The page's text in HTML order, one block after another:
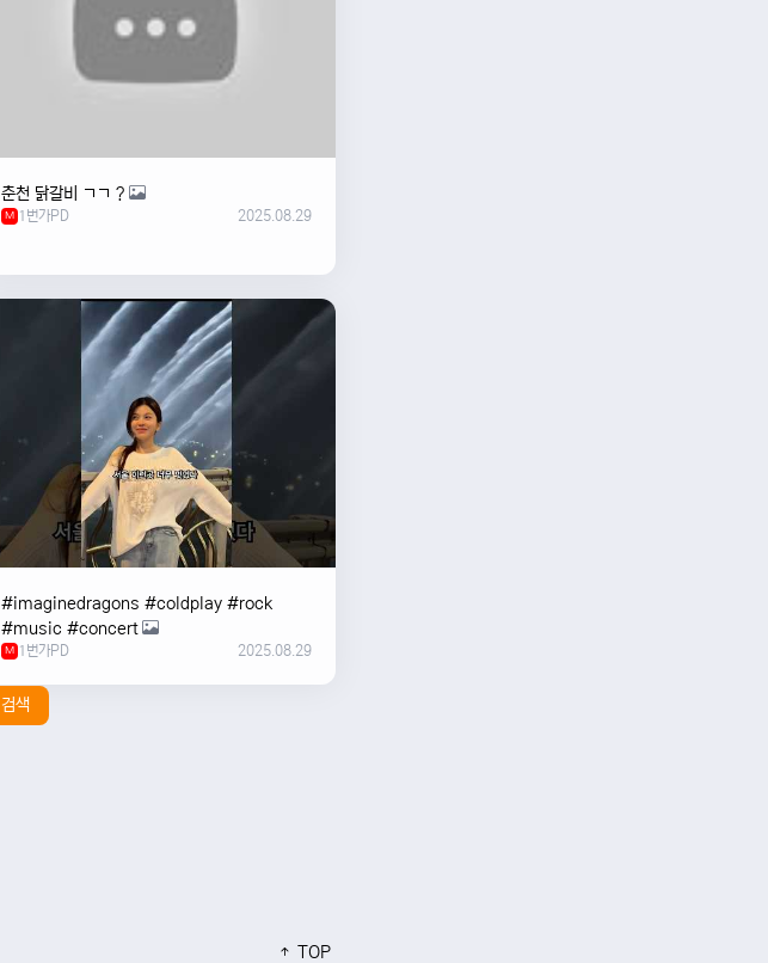
춘천 닭갈비 ㄱㄱ ?
M 1번가PD 2025.08.29
#imaginedragons #coldplay #rock
#music #concert
M 1번가PD 2025.08.29
검색
TOP